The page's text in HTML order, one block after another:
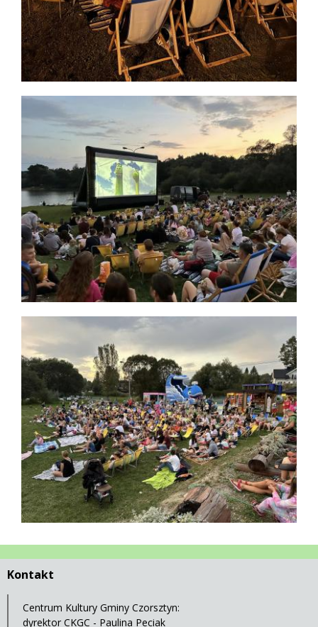
Kontakt
Centrum Kultury Gminy Czorsztyn:
dyrektor CKGC - Paulina Peciak